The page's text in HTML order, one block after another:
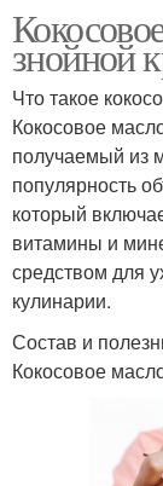
знойной
Что такое
Кокосовое
получаемый из
популярность
который
витамины и
средством для
кулинарии.
Состав и
Кокосовое